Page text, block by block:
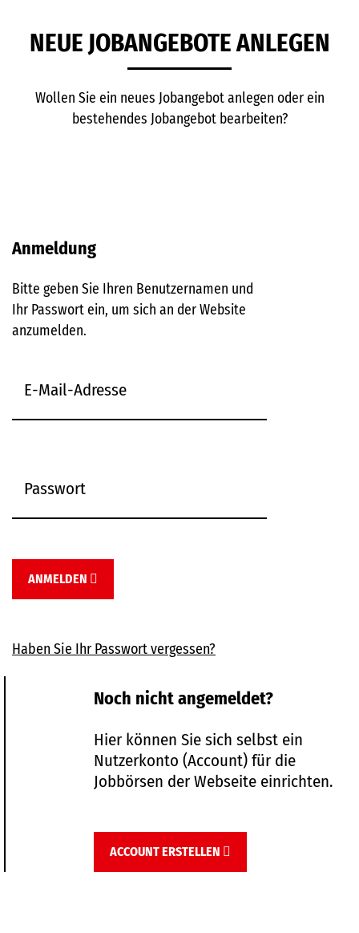
NEUE JOBANGEBOTE ANLEGEN
Wollen Sie ein neues Jobangebot anlegen oder ein
bestehendes Jobangebot bearbeiten?
Anmeldung
Bitte geben Sie Ihren Benutzernamen und
Ihr Passwort ein, um sich an der Website
anzumelden.
ANMELDEN
Haben Sie Ihr Passwort vergessen?
Noch nicht angemeldet?
Hier können Sie sich selbst ein
Nutzerkonto (Account) für die
Jobbörsen der Webseite einrichten.
ACCOUNT ERSTELLEN